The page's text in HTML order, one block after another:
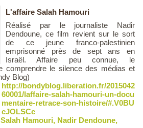
L'affaire Salah Hamouri
Réalisé par le journaliste Nadir
Dendoune, ce film revient sur le sort
de ce jeune franco-palestinien
emprisonné près de sept ans en
Israël. Affaire peu connue, le
comprendre le silence des médias et
Blog)
http://bondyblog.liberation.fr/2015042
60001/laffaire-salah-hamouri-un-docu
mentaire-retrace-son-histoire/#.V0BU
cJOLSCc
Hamouri, Nadir Dendoune,